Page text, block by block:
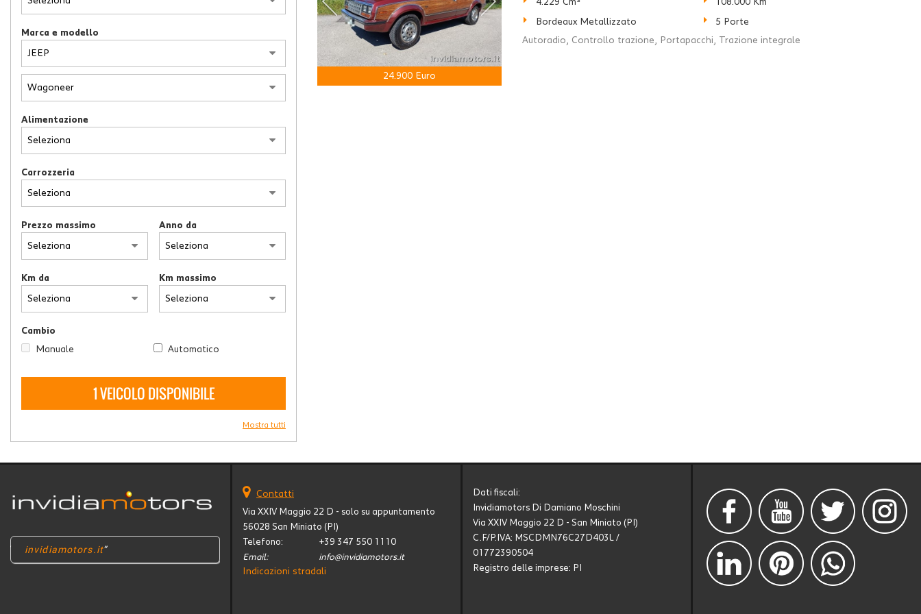
Marca e modello
Alimentazione
Carrozzeria
Prezzo massimo Anno da
Km da Km massimo
Cambio
Manuale
Automatico
1 VEICOLO DISPONIBILE
Mostra tutti
24.900 Euro
4.229 Cm³ 108.000 Km
Bordeaux Metallizzato
5 Porte
Autoradio, Controllo trazione, Portapacchi, Trazione integrale
invidiamotors.it
Contatti
Via XXIV Maggio 22 D - solo su appuntamento
56028 San Miniato (PI)
Telefono:
+39 347 550 1110
Email:
info@invidiamotors.it
Indicazioni stradali
Dati fiscali:
Invidiamotors Di Damiano Moschini
Via XXIV Maggio 22 D - San Miniato (PI)
C.F/P.IVA: MSCDMN76C27D403L /
01772390504
Registro delle imprese: PI